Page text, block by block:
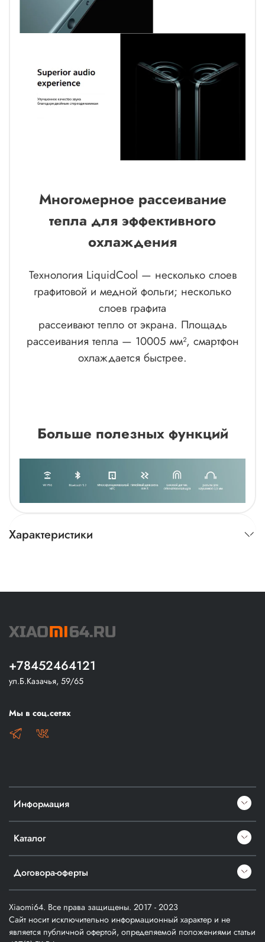
Многомерное рассеивание
тепла для эффективного
охлаждения
Технология LiquidCool — несколько слоев
графитовой и медной фольги; несколько
слоев графита
рассеивают тепло от экрана. Площадь
рассеивания тепла — 10005 мм², смартфон
охлаждается быстрее.
Больше полезных функций
Характеристики
Информация
Каталог
Договора-оферты
+78452464121
ул.Б.Казачья, 59/65
Мы в соц.сетях
Xiaomi64. Все права защищены. 2017 - 2023
Сайт носит исключительно информационный характер и не
является публичной офертой, определяемой положениями статьи